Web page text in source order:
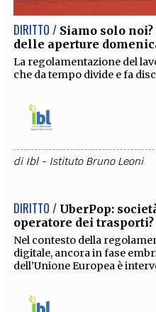
DIRITTO / Siamo solo
delle aperture
La regolamentazione del
che da tempo divide e fa
di Ibl - Istituto Bruno Leoni
DIRITTO / UberPop:
operatore dei trasporti?
Nel contesto della
digitale, ancora in fase
dell’Unione Europea è